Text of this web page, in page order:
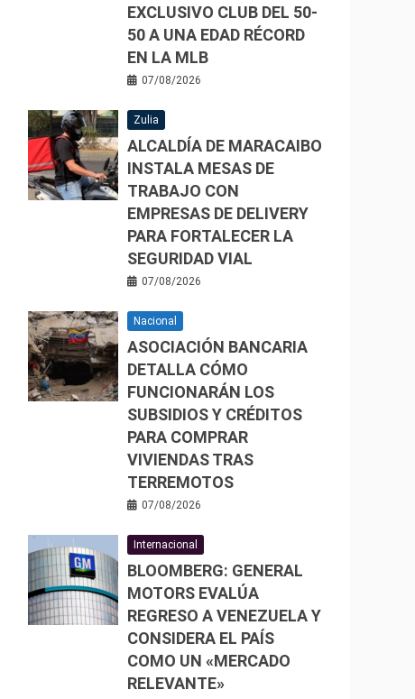
EXCLUSIVO CLUB DEL 50-
50 A UNA EDAD RÉCORD
EN LA MLB
07/08/2026
Zulia
ALCALDÍA DE MARACAIBO
INSTALA MESAS DE
TRABAJO CON
EMPRESAS DE DELIVERY
PARA FORTALECER LA
SEGURIDAD VIAL
07/08/2026
Nacional
ASOCIACIÓN BANCARIA
DETALLA CÓMO
FUNCIONARÁN LOS
SUBSIDIOS Y CRÉDITOS
PARA COMPRAR
VIVIENDAS TRAS
TERREMOTOS
07/08/2026
Internacional
BLOOMBERG: GENERAL
MOTORS EVALÚA
REGRESO A VENEZUELA Y
CONSIDERA EL PAÍS
COMO UN «MERCADO
RELEVANTE»